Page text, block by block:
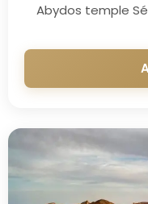
Abydos temple